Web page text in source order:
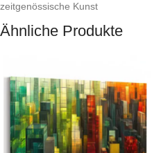
zeitgenössische Kunst
Ähnliche Produkte